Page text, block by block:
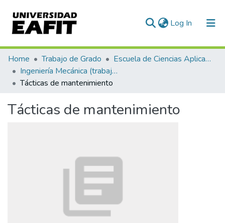
Log In (current)
Communities & Collections
All of DSpace
Home Trabajo de Grado
Escuela de Ciencias Aplicadas e Ingeniería
Ingeniería Mecánica (trabajo de grado)
Tácticas de mantenimiento
Tácticas de mantenimiento